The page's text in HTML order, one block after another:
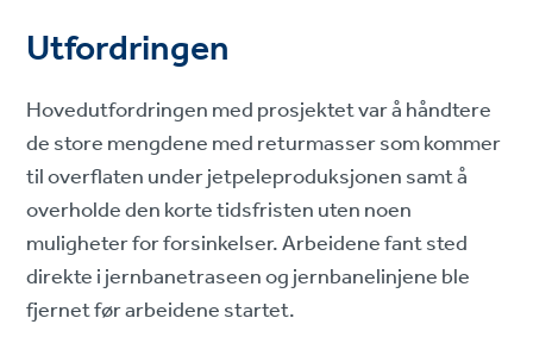
Utfordringen
Hovedutfordringen med prosjektet var å håndtere
de store mengdene med returmasser som kommer
til overflaten under jetpeleproduksjonen samt å
overholde den korte tidsfristen uten noen
muligheter for forsinkelser. Arbeidene fant sted
direkte i jernbanetraseen og jernbanelinjene ble
fjernet før arbeidene startet.